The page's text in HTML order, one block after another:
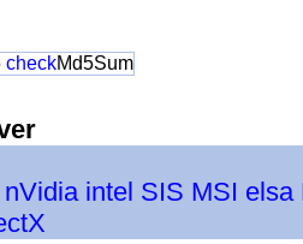
checkMd5Sum
nVidia intel SIS MSI elsa